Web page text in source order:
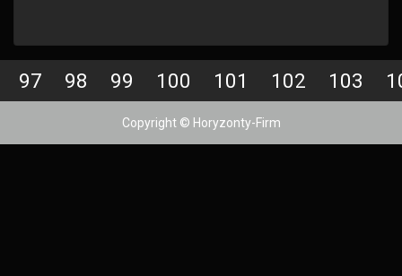
97 98 99 100 101 102 103
Copyright © Horyzonty-Firm